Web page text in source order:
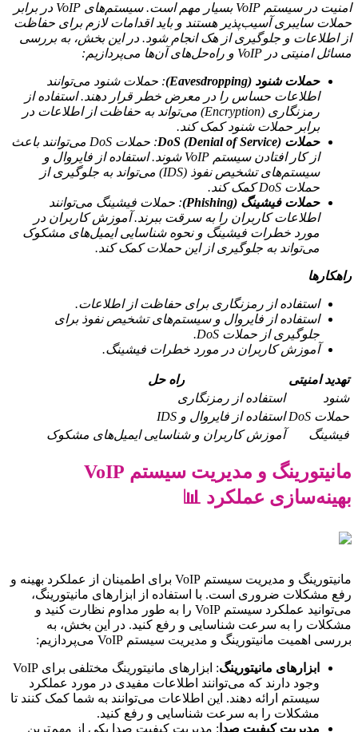
امنیت در سیستم VoIP بسیار مهم است. سیستم‌های VoIP در برابر
حملات سایبری آسیب‌پذیر هستند و باید اقدامات لازم برای حفاظت
از اطلاعات و جلوگیری از هک انجام شود. در این بخش، به بررسی
مسائل امنیتی در VoIP و راه‌حل‌های آن‌ها می‌پردازیم:
حملات شنود (Eavesdropping)
: حملات شنود می‌توانند
اطلاعات حساس را در معرض خطر قرار دهند. استفاده از
رمزنگاری (Encryption) می‌تواند به حفاظت از اطلاعات در
برابر حملات شنود کمک کند.
حملات DoS (Denial of Service)
: حملات DoS می‌توانند باعث
از کار افتادن سیستم VoIP شوند. استفاده از فایروال و
سیستم‌های تشخیص نفوذ (IDS) می‌تواند به جلوگیری از
حملات DoS کمک کند.
حملات فیشینگ (Phishing)
: حملات فیشینگ می‌توانند
اطلاعات کاربران را به سرقت ببرند. آموزش کاربران در
مورد خطرات فیشینگ و نحوه شناسایی ایمیل‌های مشکوک
می‌تواند به جلوگیری از این حملات کمک کند.
راهکارها
استفاده از رمزنگاری برای حفاظت از اطلاعات.
استفاده از فایروال و سیستم‌های تشخیص نفوذ برای
جلوگیری از حملات DoS.
آموزش کاربران در مورد خطرات فیشینگ.
تهدید امنیتی
راه حل
شنود
استفاده از رمزنگاری
حملات DoS
استفاده از فایروال و IDS
فیشینگ
آموزش کاربران و شناسایی ایمیل‌های مشکوک
مانیتورینگ و مدیریت سیستم VoIP
بهینه‌سازی عملکرد 📊
مانیتورینگ و مدیریت سیستم VoIP برای اطمینان از عملکرد بهینه و
رفع مشکلات ضروری است. با استفاده از ابزارهای مانیتورینگ،
می‌توانید عملکرد سیستم VoIP را به طور مداوم نظارت کنید و
مشکلات را به سرعت شناسایی و رفع کنید. در این بخش، به
بررسی اهمیت مانیتورینگ و مدیریت سیستم VoIP می‌پردازیم:
ابزارهای مانیتورینگ
: ابزارهای مانیتورینگ مختلفی برای VoIP
وجود دارند که می‌توانند اطلاعات مفیدی در مورد عملکرد
سیستم ارائه دهند. این اطلاعات می‌توانند به شما کمک کنند تا
مشکلات را به سرعت شناسایی و رفع کنید.
مدیریت کیفیت صدا : مدیریت کیفیت صدا یکی از مهم‌ترین